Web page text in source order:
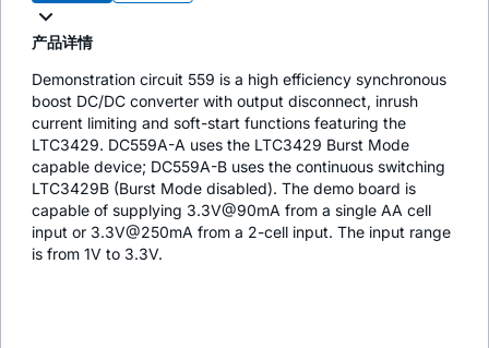
产品详情
Demonstration circuit 559 is a high efficiency synchronous
boost DC/DC converter with output disconnect, inrush
current limiting and soft-start functions featuring the
LTC3429. DC559A-A uses the LTC3429 Burst Mode
capable device; DC559A-B uses the continuous switching
LTC3429B (Burst Mode disabled). The demo board is
capable of supplying 3.3V@90mA from a single AA cell
input or 3.3V@250mA from a 2-cell input. The input range
is from 1V to 3.3V.